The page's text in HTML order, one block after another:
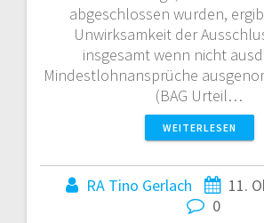
abgeschlossen wurden,
Unwirksamkeit der
insgesamt wenn nicht
Mindestlohnansprüche
(BAG Urteil…
WEITERLESEN
RA Tino Gerlach
11.
0